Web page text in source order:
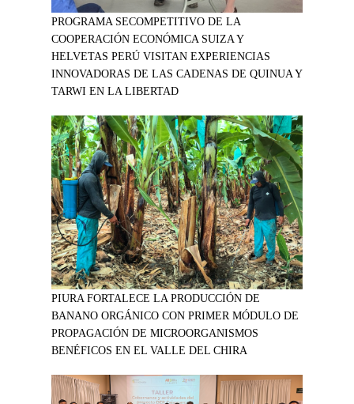
PROGRAMA SECOMPETITIVO DE LA
COOPERACIÓN ECONÓMICA SUIZA Y
HELVETAS PERÚ VISITAN EXPERIENCIAS
INNOVADORAS DE LAS CADENAS DE QUINUA Y
TARWI EN LA LIBERTAD
PIURA FORTALECE LA PRODUCCIÓN DE
BANANO ORGÁNICO CON PRIMER MÓDULO DE
PROPAGACIÓN DE MICROORGANISMOS
BENÉFICOS EN EL VALLE DEL CHIRA